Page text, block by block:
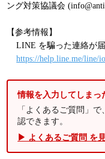
ング対策協議会
【参考情報】
LINE を騙った連絡が
https://help.line.me/line/
情報を入力してしまっ
「よくあるご質問」
認できます。
▶ よくあるご質問 を